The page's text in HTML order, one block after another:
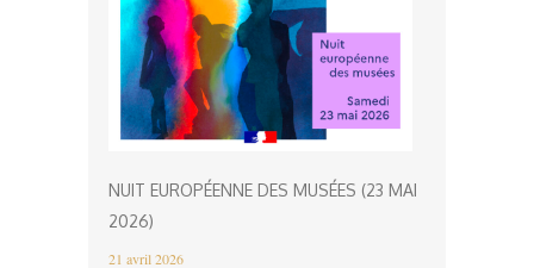
NUIT EUROPÉENNE DES MUSÉES (23 MAI
2026)
21 avril 2026